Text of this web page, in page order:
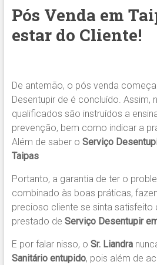
Pós Venda em
estar do Cliente!
De antemão, o pós venda
Desentupir de é concluído. Assim,
qualificados são instruídos a
prevenção, bem como indicar a
Além de saber o Serviço
Taipas
Portanto, a garantia de ter o
combinado às boas práticas,
precioso cliente se sinta
prestado de Serviço Desentupir
E por falar nisso, o Sr. Liandra
Sanitário entupido, pois além de